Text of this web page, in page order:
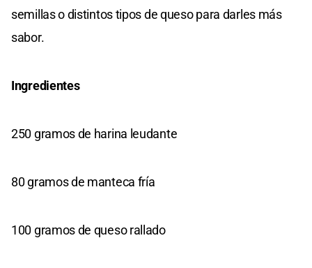
semillas o distintos tipos de queso para darles más
sabor.
Ingredientes
250 gramos de harina leudante
80 gramos de manteca fría
100 gramos de queso rallado